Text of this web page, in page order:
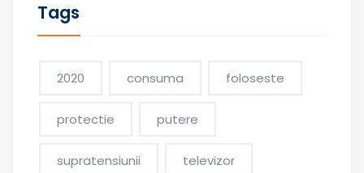
Tags
2020 consuma foloseste
protectie putere
supratensiunii televizor